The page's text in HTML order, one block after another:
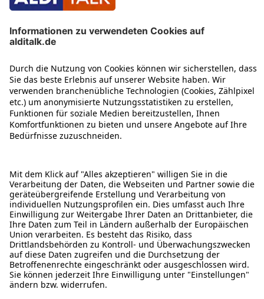
ALDI TALK WEBSHOP
ALDI TALK MOBILFUNK
HILFE-THEMEN
ALDI SERVICES